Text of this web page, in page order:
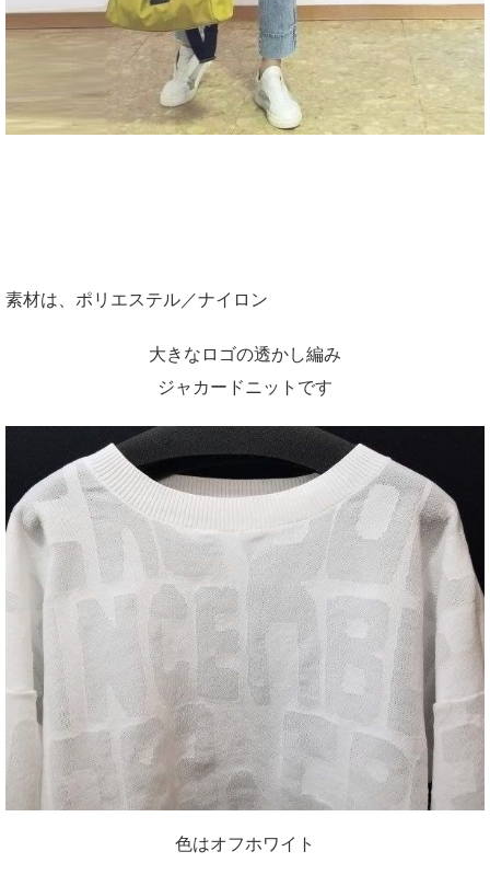
素材は、ポリエステル／ナイロン
大きなロゴの透かし編み
ジャカードニットです
色はオフホワイト